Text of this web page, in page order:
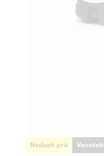
Nedsatt pris Vanntett